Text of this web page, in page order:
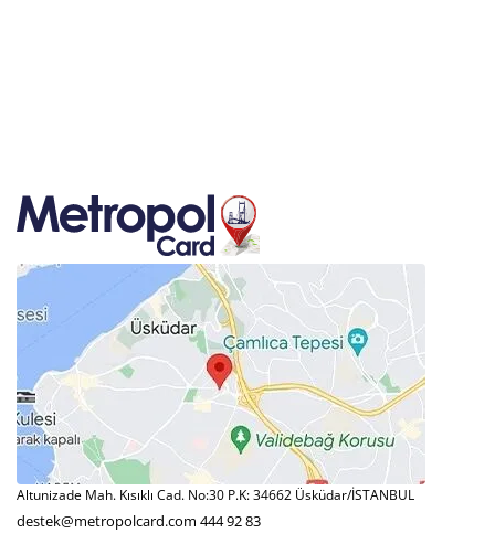
Altunizade Mah. Kısıklı Cad. No:30 P.K: 34662 Üsküdar/İSTANBUL
destek@metropolcard.com 444 92 83